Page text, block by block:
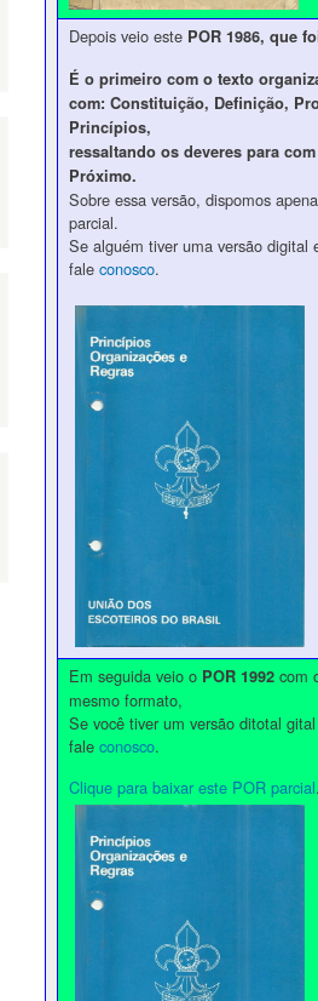
Depois veio este POR 1986, que
É o primeiro com o texto
com: Constituição, Definição,
Princípios,
ressaltando os deveres para
Próximo.
Sobre essa versão, dispomos
parcial.
Se alguém tiver uma versão digital
fale conosco.
Em seguida veio o POR 1992 com
mesmo formato,
Se você tiver um versão ditotal
fale conosco.
Clique para baixar este POR parcial.